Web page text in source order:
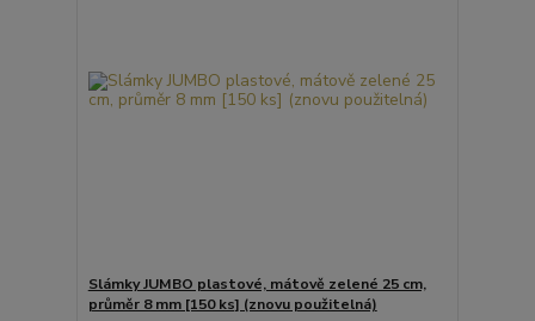
Slámky JUMBO plastové, mátově zelené 25 cm,
průměr 8 mm [150 ks] (znovu použitelná)